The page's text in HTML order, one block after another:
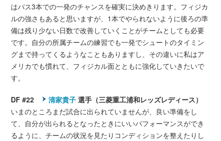
はパス3本での一発のチャンスを確実に決めきります。フィジカ
ルの強さもあると思いますが、1本でやられないように後ろの準
備は残り少ない日数で改善していくことがチームとしても必要
です。自分の所属チームの練習でも一発でシュートのタイミン
グまで持ってくるようなこともありますし、その違いに私はア
メリカでも慣れて、フィジカル面とともに強化していきたいで
す。
DF #22 清家貴子 選手（三菱重工浦和レッズレディース）
いまのところまだ試合に出られていませんが、良い準備をし
て、自分が出られるとなったときにいいパフォーマンスができ
るように、チームの状況を見たりコンディションを整えたりし